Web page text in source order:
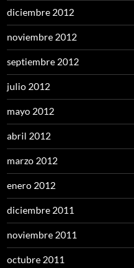
diciembre 2012
noviembre 2012
septiembre 2012
julio 2012
mayo 2012
abril 2012
marzo 2012
enero 2012
diciembre 2011
noviembre 2011
octubre 2011